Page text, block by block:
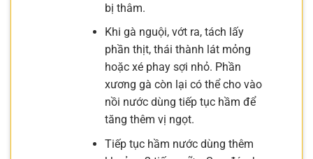
bị thâm.
Khi gà nguội, vớt ra, tách lấy
phần thịt, thái thành lát mỏng
hoặc xé phay sợi nhỏ. Phần
xương gà còn lại có thể cho vào
nồi nước dùng tiếp tục hầm để
tăng thêm vị ngọt.
Tiếp tục hầm nước dùng thêm